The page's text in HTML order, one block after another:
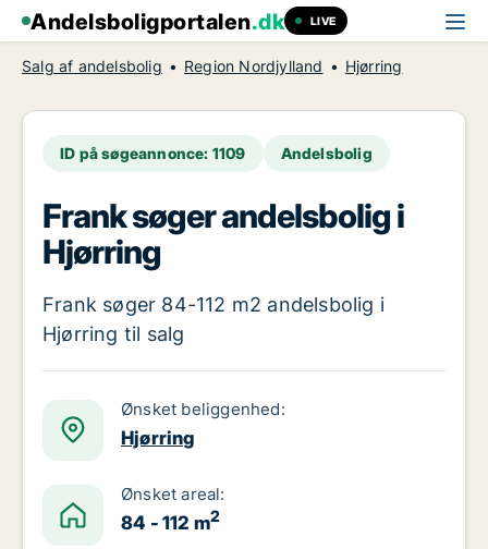
Andelsboligportalen.dk LIVE
Salg af andelsbolig Region Nordjylland Hjørring
ID på søgeannonce: 1109 Andelsbolig
Frank søger andelsbolig i
Hjørring
Frank søger 84-112 m2 andelsbolig i
Hjørring til salg
Ønsket beliggenhed:
Hjørring
Ønsket areal:
84 - 112 m2